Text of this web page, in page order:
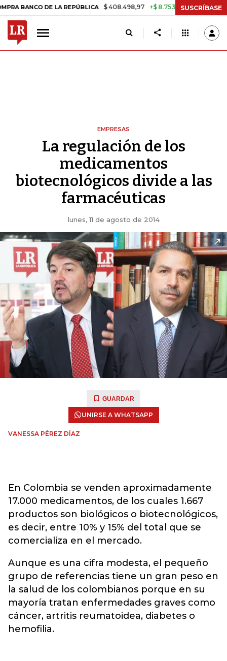
DE LA REPÚBLICA $ 408.498,97 +$ 8.753,81 +2,19% TASA DE
SUSCRÍBASE
EMPRESAS
La regulación de los
medicamentos
biotecnológicos divide a las
farmacéuticas
lunes, 11 de agosto de 2014
GUARDAR
UNIRSE A WHATSAPP
VANESSA PÉREZ DÍAZ
En Colombia se venden aproximadamente
17.000 medicamentos, de los cuales 1.667
productos son biológicos o biotecnológicos,
es decir, entre 10% y 15% del total que se
comercializa en el mercado.
Aunque es una cifra modesta, el pequeño
grupo de referencias tiene un gran peso en
la salud de los colombianos porque en su
mayoría tratan enfermedades graves como
cáncer, artritis reumatoidea, diabetes o
hemofilia.